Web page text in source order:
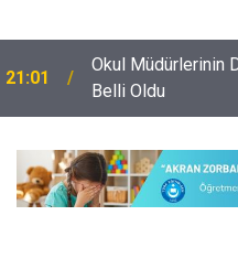
21:01
Okul Müdürlerinin
Belli Oldu